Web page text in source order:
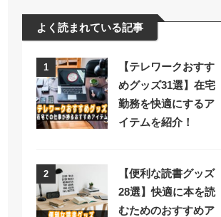
よく読まれている記事
1
【テレワークおすす
めグッズ31選】在宅
勤務を快適にするア
イテムを紹介！
2
【便利な読書グッズ
28選】快適に本を読
むためのおすすめア